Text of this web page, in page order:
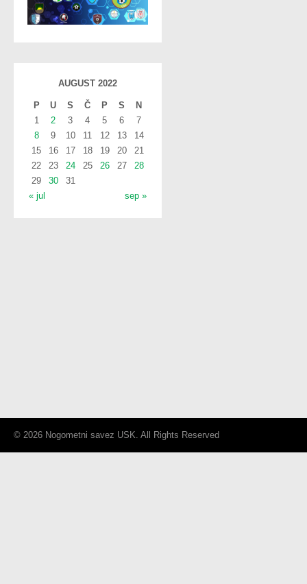
AUGUST 2022
P U S Č P S N
« jul sep »
1 2 3 4 5 6
7
8
9 10 11 12 13
14
15
16 17 18 19 20
21
22
23 24 25 26 27
28
29
30 31
© 2026 Nogometni savez USK. All Rights Reserved